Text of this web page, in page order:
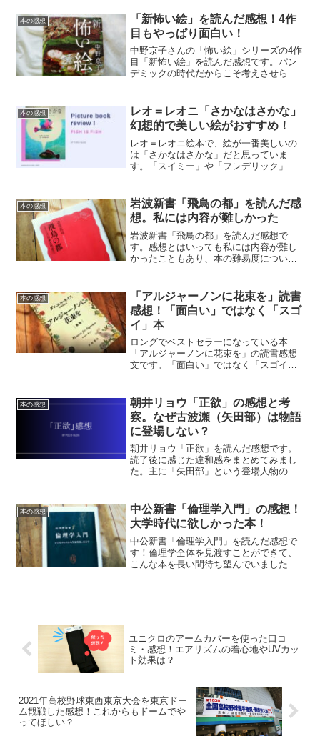
本の感想
「新怖い絵」を読んだ感想！4作
目もやっぱり面白い！
中野京子さんの「怖い絵」シリーズの4作
目「新怖い絵」を読んだ感想です。パン
デミックの時代だからこそ考えさせられ
本の感想
レオ＝レオニ「さかなはさかな」
幻想的で美しい絵がおすすめ！
レオ＝レオニ絵本で、絵が一番美しいの
は「さかなはさかな」だと思っていま
す。「スイミー」や「フレデリック」ほ
低いです。
本の感想
岩波新書「飛鳥の都」を読んだ感
想。私には内容が難しかった
岩波新書「飛鳥の都」を読んだ感想で
す。感想とはいっても私には内容が難し
かったこともあり、本の難易度について
本の感想
「アルジャーノンに花束を」読書
感想！「面白い」ではなく「スゴ
イ」本
ロングでベストセラーになっている本
「アルジャーノンに花束を」の読書感想
文です。「面白い」ではなく「スゴイ」
本の感想
朝井リョウ「正欲」の感想と考
察。なぜ古波瀬（矢田部）は物語
に登場しない？
朝井リョウ「正欲」を読んだ感想です。
読了後に感じた違和感をまとめてみまし
た。主に「矢田部」という登場人物の不
本の感想
中公新書「倫理学入門」の感想！
大学時代に欲しかった本！
中公新書「倫理学入門」を読んだ感想で
す！倫理学全体を見渡すことができて、
こんな本を長い間待ち望んでいました。
ユニクロのアームカバーを使った口コ
ミ・感想！エアリズムの着心地やUVカッ
ト効果は？
2021年高校野球東西東京大会を東京ドー
ム観戦した感想！これからもドームでや
ってほしい？